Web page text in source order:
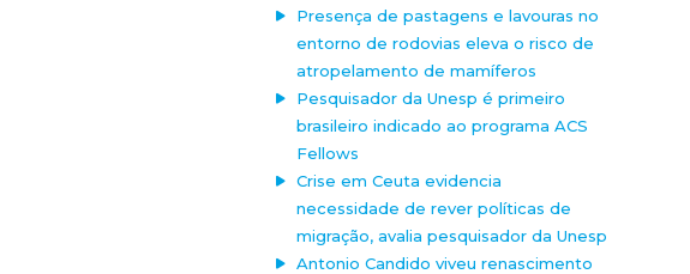
Presença de pastagens e lavouras no
entorno de rodovias eleva o risco de
atropelamento de mamíferos
Pesquisador da Unesp é primeiro
brasileiro indicado ao programa ACS
Fellows
Crise em Ceuta evidencia
necessidade de rever políticas de
migração, avalia pesquisador da Unesp
Antonio Candido viveu renascimento